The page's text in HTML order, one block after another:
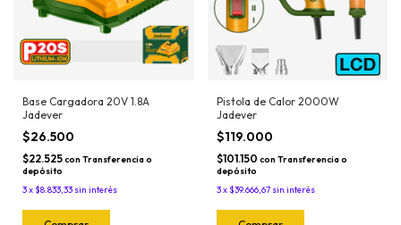
Base Cargadora 20V 1.8A
Jadever
$26.500
$22.525con Transferencia o
depósito
3x$8.833,33 sin interés
Pistola de Calor 2000W
Jadever
$119.000
$101.150 con Transferencia o
depósito
3x$39.666,67 sin interés